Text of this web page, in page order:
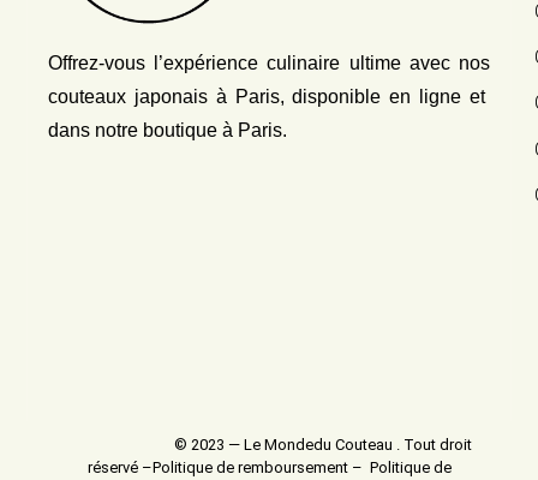
Offrez-vous l’expérience culinaire ultime avec nos
couteaux japonais à Paris, disponible en ligne et
dans notre boutique à Paris.
© 2023 — Le Mondedu Couteau . Tout droit
réservé –Politique de remboursement – Politique de